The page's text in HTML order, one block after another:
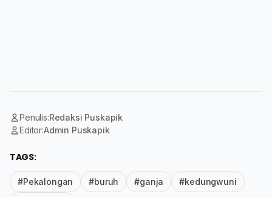
Penulis:Redaksi Puskapik
Editor:Admin Puskapik
TAGS:
#Pekalongan #buruh #ganja #kedungwuni